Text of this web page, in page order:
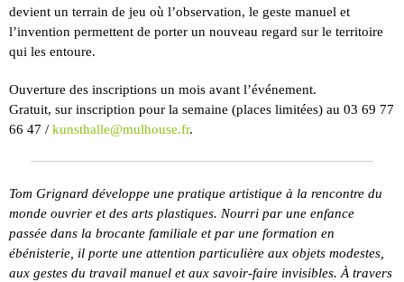
devient un terrain de jeu où l’observation, le geste manuel et
l’invention permettent de porter un nouveau regard sur le territoire
qui les entoure.
Ouverture des inscriptions un mois avant l’événement.
Gratuit, sur inscription pour la semaine (places limitées) au 03 69 77
66 47 / kunsthalle@mulhouse.fr.
Tom Grignard développe une pratique artistique à la rencontre du
monde ouvrier et des arts plastiques. Nourri par une enfance
passée dans la brocante familiale et par une formation en
ébénisterie, il porte une attention particulière aux objets modestes,
aux gestes du travail manuel et aux savoir-faire invisibles. À travers